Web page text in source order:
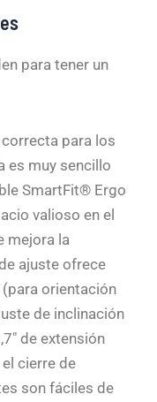
para tener un
para los
es muy sencillo
SmartFit® Ergo
valioso en el
mejora la
ajuste ofrece
(para orientación
de inclinación
de extensión
cierre de
son fáciles de